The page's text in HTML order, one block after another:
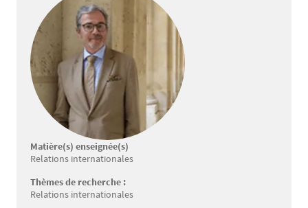
Matière(s) enseignée(s)
Relations internationales
Thèmes de recherche :
Relations internationales